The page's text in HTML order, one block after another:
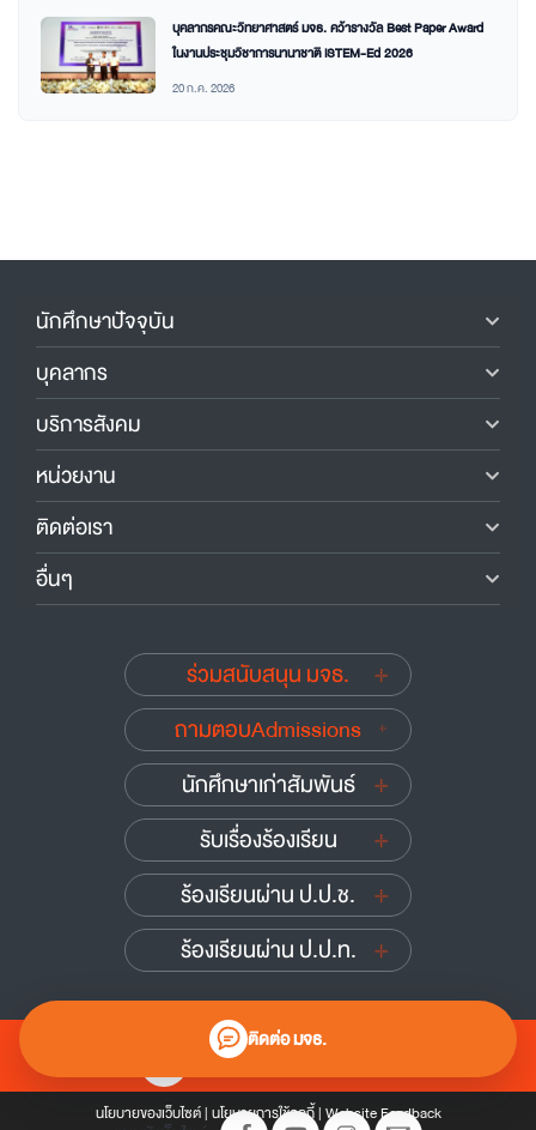
บุคลากรคณะวิทยาศาสตร์ มจธ. คว้ารางวัล Best Paper Award
ในงานประชุมวิชาการนานาชาติ iSTEM-Ed 2026
20 ก.ค. 2026
ติดต่อ มจธ.
นักศึกษาปัจจุบัน
บุคลากร
บริการสังคม
หน่วยงาน
ติดต่อเรา
อื่นๆ
ร่วมสนับสนุน มจธ.
ถามตอบAdmissions
นักศึกษาเก่าสัมพันธ์
รับเรื่องร้องเรียน
ร้องเรียนผ่าน ป.ป.ช.
ร้องเรียนผ่าน ป.ป.ท.
0 2470 8000
นโยบายของเว็บไซต์| นโยบายการใช้คุกกี้| Website Feedback